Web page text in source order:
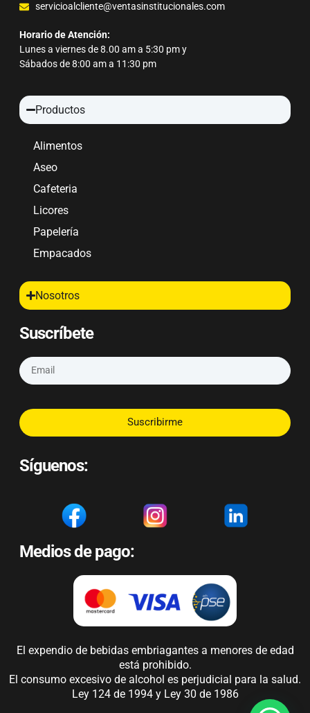
servicioalcliente@ventasinstitucionales.com
Horario de Atención:
Lunes a viernes de 8.00 am a 5:30 pm y
Sábados de 8:00 am a 11:30 pm
Productos
Alimentos
Aseo
Cafeteria
Licores
Papelería
Empacados
Nosotros
Suscríbete
Suscribirme
Síguenos:
Medios de pago:
El expendio de bebidas embriagantes a menores de edad
está prohibido.
El consumo excesivo de alcohol es perjudicial para la salud.
Ley 124 de 1994 y Ley 30 de 1986